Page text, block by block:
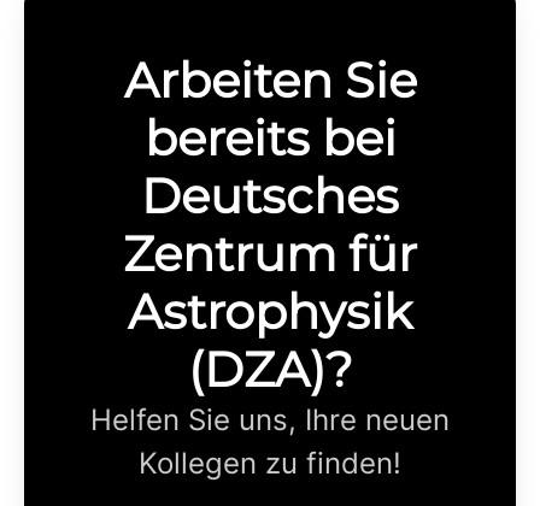
Arbeiten Sie
bereits bei
Deutsches
Zentrum für
Astrophysik
(DZA)?
Helfen Sie uns, Ihre neuen
Kollegen zu finden!